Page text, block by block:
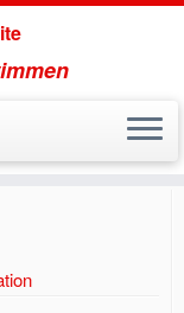
wächst weiter